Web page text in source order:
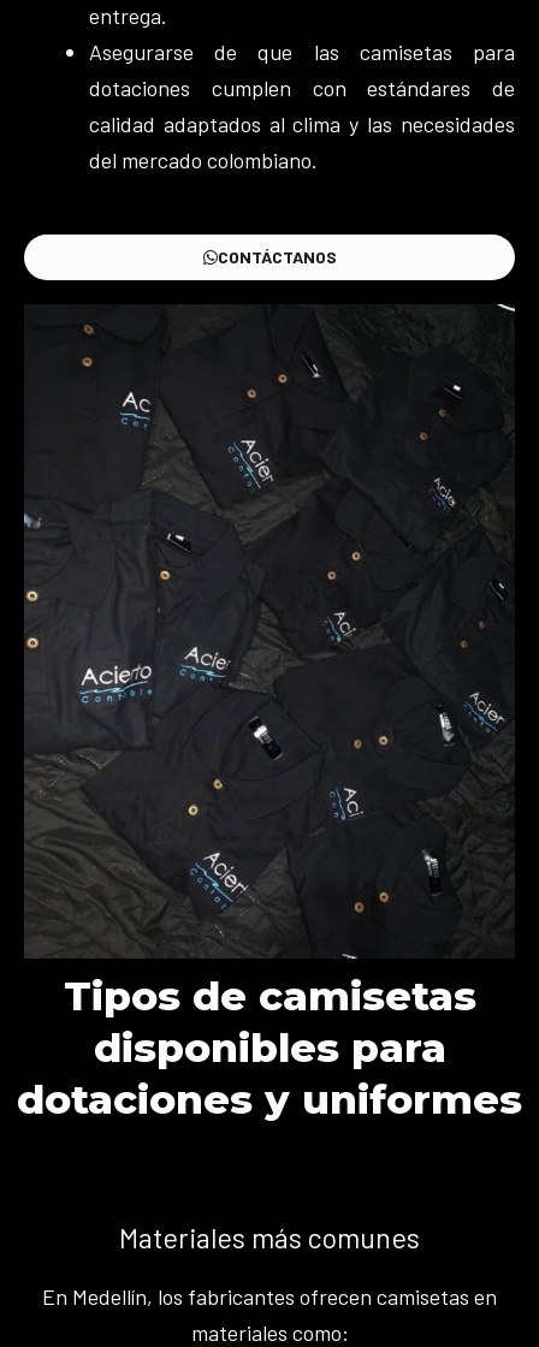
entrega.
Asegurarse de que las camisetas para
dotaciones cumplen con estándares de
calidad adaptados al clima y las necesidades
del mercado colombiano.
CONTÁCTANOS
Tipos de camisetas
disponibles para
dotaciones y uniformes
Materiales más comunes
En Medellín, los fabricantes ofrecen camisetas en
materiales como: